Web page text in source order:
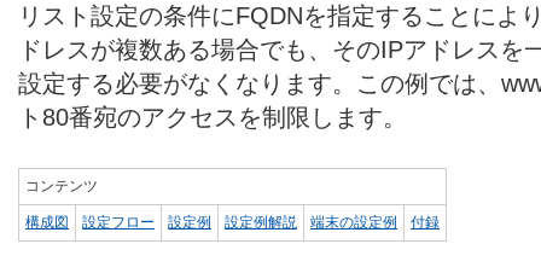
リスト設定の条件にFQDNを指定することによ
ドレスが複数ある場合でも、そのIPアドレスを
設定する必要がなくなります。この例では、
ト80番宛のアクセスを制限します。
コンテンツ
構成図 設定フロー 設定例 設定例解説 端末の設定例 付録